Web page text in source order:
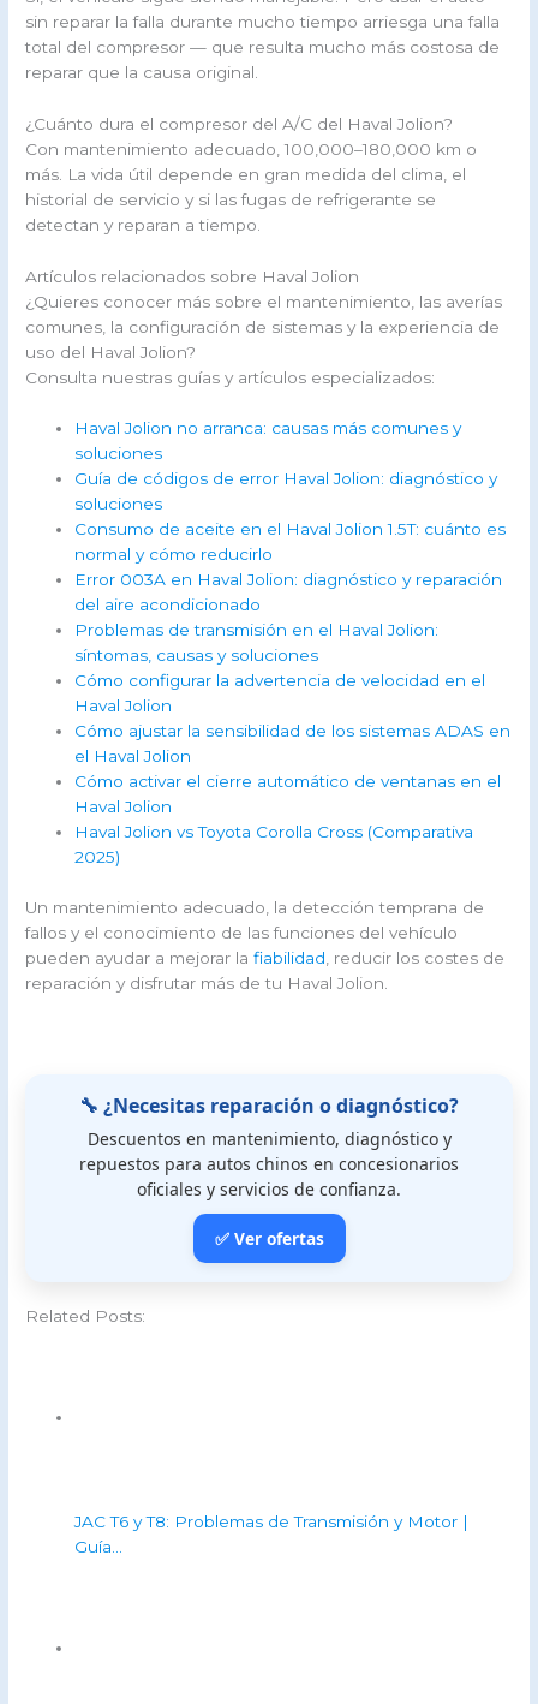
sin reparar la falla durante mucho tiempo arriesga una falla
total del compresor — que resulta mucho más costosa de
reparar que la causa original.
¿Cuánto dura el compresor del A/C del Haval Jolion?
Con mantenimiento adecuado, 100,000–180,000 km o
más. La vida útil depende en gran medida del clima, el
historial de servicio y si las fugas de refrigerante se
detectan y reparan a tiempo.
Artículos relacionados sobre Haval Jolion
¿Quieres conocer más sobre el mantenimiento, las averías
comunes, la configuración de sistemas y la experiencia de
uso del Haval Jolion?
Consulta nuestras guías y artículos especializados:
Haval Jolion no arranca: causas más comunes y
soluciones
Guía de códigos de error Haval Jolion: diagnóstico y
soluciones
Consumo de aceite en el Haval Jolion 1.5T: cuánto es
normal y cómo reducirlo
Error 003A en Haval Jolion: diagnóstico y reparación
del aire acondicionado
Problemas de transmisión en el Haval Jolion:
síntomas, causas y soluciones
Cómo configurar la advertencia de velocidad en el
Haval Jolion
Cómo ajustar la sensibilidad de los sistemas ADAS en
el Haval Jolion
Cómo activar el cierre automático de ventanas en el
Haval Jolion
Haval Jolion vs Toyota Corolla Cross (Comparativa
2025)
Un mantenimiento adecuado, la detección temprana de
fallos y el conocimiento de las funciones del vehículo
pueden ayudar a mejorar lafiabilidad , reducir los costes de
reparación y disfrutar más de tu Haval Jolion.
🔧 ¿Necesitas reparación o diagnóstico?
Descuentos en mantenimiento, diagnóstico y
repuestos para autos chinos en concesionarios
oficiales y servicios de confianza.
✅ Ver ofertas
Related Posts:
JAC T6 y T8: Problemas de Transmisión y Motor |
Guía…